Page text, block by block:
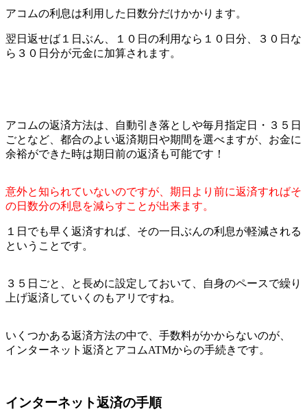
アコムの利息は利用した日数分だけかかります。
翌日返せば１日ぶん、１０日の利用なら１０日分、３０日な
ら３０日分が元金に加算されます。
アコムの返済方法は、自動引き落としや毎月指定日・３５日
ごとなど、都合のよい返済期日や期間を選べますが、お金に
余裕ができた時は期日前の返済も可能です！
意外と知られていないのですが、期日より前に返済すればそ
の日数分の利息を減らすことが出来ます。
１日でも早く返済すれば、その一日ぶんの利息が軽減される
ということです。
３５日ごと、と長めに設定しておいて、自身のペースで繰り
上げ返済していくのもアリですね。
いくつかある返済方法の中で、手数料がかからないのが、
インターネット返済とアコムATMからの手続きです。
インターネット返済の手順